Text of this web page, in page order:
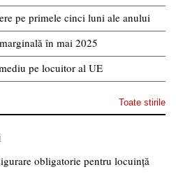
pe primele cinci luni ale anului
în mai 2025
pe locuitor al UE
Toate stirile
obligatorie pentru locuință